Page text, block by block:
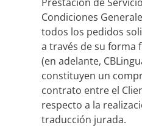
Condiciones
todos los pedidos
a través de su forma
(en adelante,
constituyen un
contrato entre el
respecto a la
traducción jurada.